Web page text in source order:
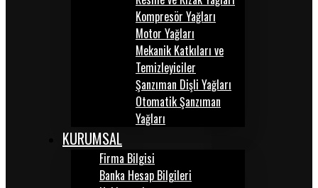
Kompresör Yağları
Motor Yağları
Mekanik Katkıları ve
Temizleyiciler
Şanzıman Dişli Yağları
Otomatik Şanzıman
Yağları
KURUMSAL
Firma Bilgisi
Banka Hesap Bilgileri